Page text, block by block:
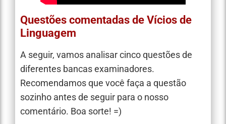
Questões comentadas de Vícios de
Linguagem
A seguir, vamos analisar cinco questões de
diferentes bancas examinadores.
Recomendamos que você faça a questão
sozinho antes de seguir para o nosso
comentário. Boa sorte! =)